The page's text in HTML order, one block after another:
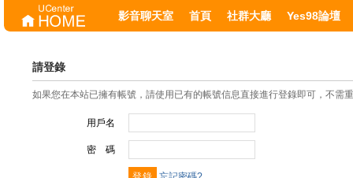
影音聊天室 首頁 社群大廳 Yes98論壇
請登錄
如果您在本站已擁有帳號，請使用已有的帳號信息直接進行登錄即可，不需
用戶名
密 碼